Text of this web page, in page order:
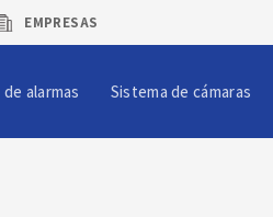
EMPRESAS
alarmas Sistema de cámaras